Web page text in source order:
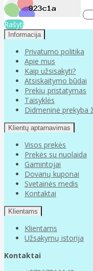
Rašyti
Informacija
Privatumo politika
Apie mus
Kaip užsisakyti?
Atsiskaitymo būdai
Prekių pristatymas
Taisyklės
Didmeninė prekyba
Klientų aptarnavimas
Visos prekės
Prekės su nuolaida
Gamintojai
Dovanų kuponai
Svetainės medis
Kontaktai
Klientams
Klientams
Užsakymų istorija
Kontaktai